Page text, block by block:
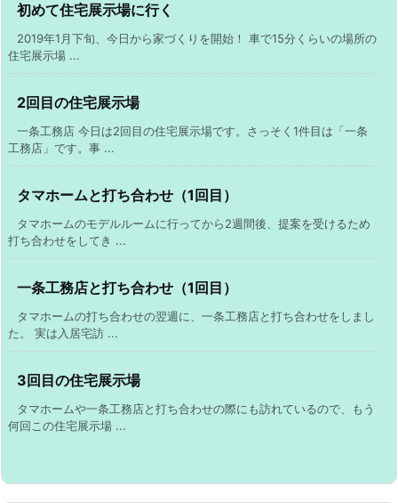
初めて住宅展示場に行く
2019年1月下旬、今日から家づくりを開始！ 車で15分くらいの場所の
住宅展示場 ...
2回目の住宅展示場
一条工務店 今日は2回目の住宅展示場です。さっそく1件目は「一条
工務店」です。事 ...
タマホームと打ち合わせ（1回目）
タマホームのモデルルームに行ってから2週間後、提案を受けるため
打ち合わせをしてき ...
一条工務店と打ち合わせ（1回目）
タマホームの打ち合わせの翌週に、一条工務店と打ち合わせをしまし
た。 実は入居宅訪 ...
3回目の住宅展示場
タマホームや一条工務店と打ち合わせの際にも訪れているので、もう
何回この住宅展示場 ...